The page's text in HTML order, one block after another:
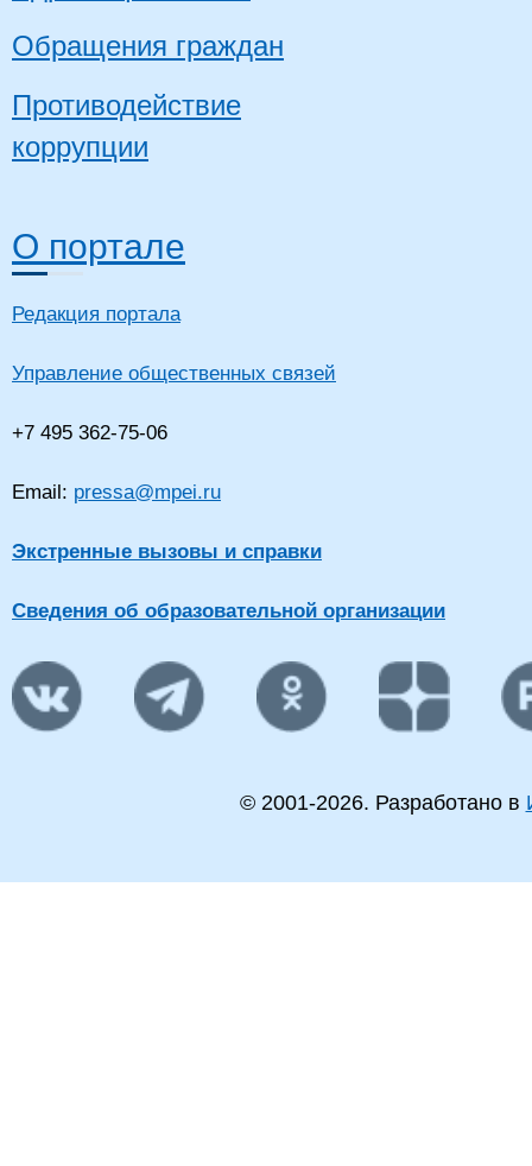
Обращения граждан
Противодействие
коррупции
О портале
Редакция портала
Управление общественных связей
+7 495 362-75-06
Email: pressa@mpei.ru
Экстренные вызовы и справки
Сведения об образовательной организации
© 2001-2026. Разработано в